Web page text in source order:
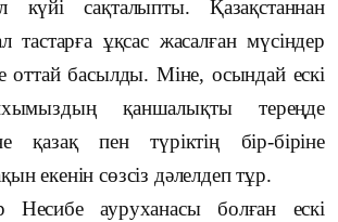
күйі сақталыпты. Қазақстаннан
тастарға ұқсас жасалған мүсіндер
оттай басылды. Міне, осындай ескі
қаншалықты тереңде
қазақ пен түріктің бір-біріне
екенін сөзсіз дәлелдеп тұр.
Несибе ауруханасы болған ескі